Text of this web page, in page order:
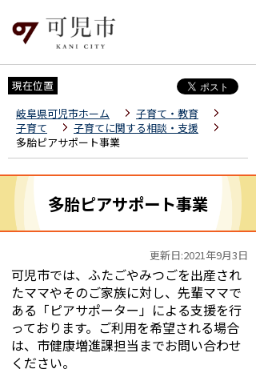
現在位置
岐阜県可児市ホーム
子育て・教育
子育て
子育てに関する相談・支援
多胎ピアサポート事業
多胎ピアサポート事業
更新日:2021年9月3日
可児市では、ふたごやみつごを出産され
たママやそのご家族に対し、先輩ママで
ある「ピアサポーター」による支援を行
っております。ご利用を希望される場合
は、市健康増進課担当までお問い合わせ
ください。